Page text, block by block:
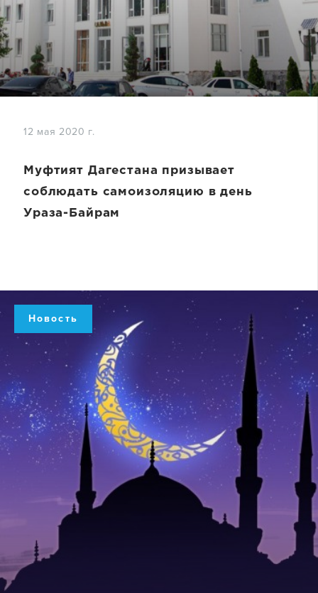
12 мая 2020 г.
Муфтият Дагестана призывает
соблюдать самоизоляцию в день
Ураза-Байрам
Новость